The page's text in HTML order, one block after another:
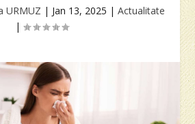
URMUZ | Jan 13, 2025 | Actualitate
|